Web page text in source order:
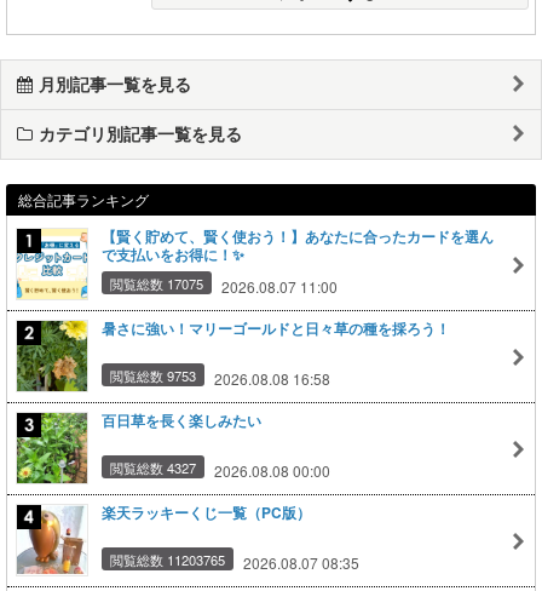
月別記事一覧を見る
カテゴリ別記事一覧を見る
総合記事ランキング
【賢く貯めて、賢く使おう！】あなたに合ったカードを選ん
で支払いをお得に！✨
閲覧総数 17075 2026.08.07 11:00
暑さに強い！マリーゴールドと日々草の種を採ろう！
閲覧総数 9753 2026.08.08 16:58
百日草を長く楽しみたい
閲覧総数 4327 2026.08.08 00:00
楽天ラッキーくじ一覧（PC版）
閲覧総数 11203765 2026.08.07 08:35